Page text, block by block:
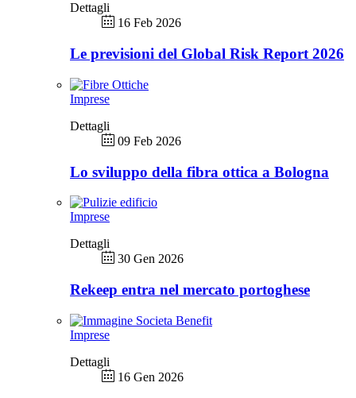
Dettagli
16 Feb 2026
Le previsioni del Global Risk Report 2026
Imprese
Dettagli
09 Feb 2026
Lo sviluppo della fibra ottica a Bologna
Imprese
Dettagli
30 Gen 2026
Rekeep entra nel mercato portoghese
Imprese
Dettagli
16 Gen 2026